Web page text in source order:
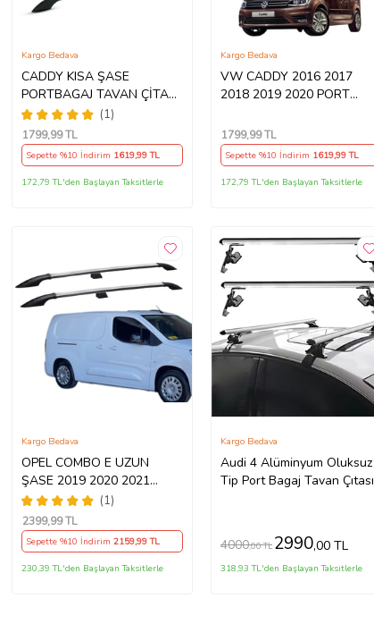
CADDY KISA ŞASE
PORTBAGAJ TAVAN ÇİTASI
SİYAH 2003 2004 2005
2006 2007 2008 2009 2010
(1)
Kargo Bedava
1799,99 TL
Sepette %10 İndirim 1619,99 TL
172,79 TL'den Başlayan Taksitlerle
VW CADDY 2016 2017
2018 2019 2020 PORT
Kargo Bedava
1799,99 TL
Sepette %10 İndirim 1619,99 TL
172,79 TL'den Başlayan Taksitlerle
OPEL COMBO E UZUN
ŞASE 2019 2020 2021
PORTBAGAJ TAVAN ÇİTASI
GRİ
(1)
Kargo Bedava
2399,99 TL
Sepette %10 İndirim 2159,99 TL
230,39 TL'den Başlayan Taksitlerle
Audi 4 Alüminyum Oluksuz
Tip Port Bagaj Tavan Çıtası
Kargo Bedava
4000,00 TL 2990,00 TL
318,93 TL'den Başlayan Taksitlerle